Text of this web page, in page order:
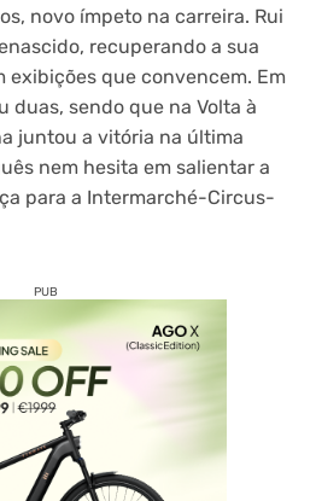
novo ímpeto na carreira. Rui
recuperando a sua
exibições que convencem. Em
duas, sendo que na Volta à
juntou a vitória na última
nem hesita em salientar a
para a Intermarché-Circus-
PUB